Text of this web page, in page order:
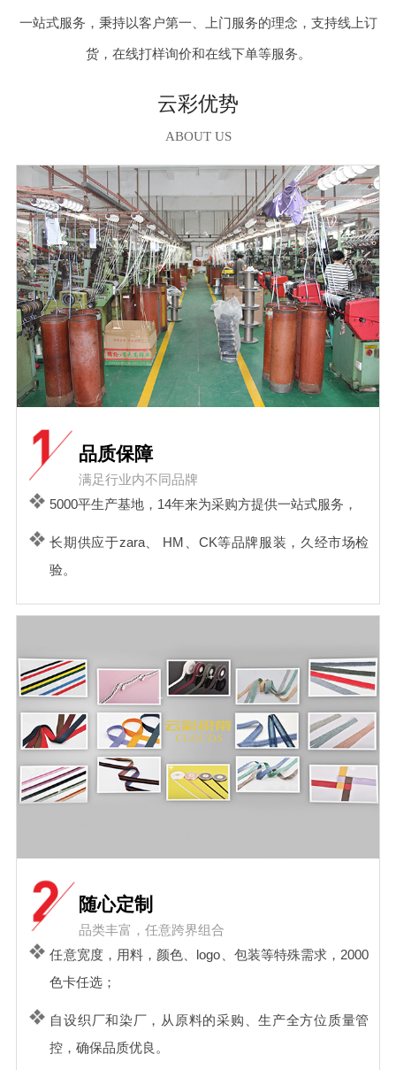
一站式服务，秉持以客户第一、上门服务的理念，支持线上订
货，在线打样询价和在线下单等服务。
云彩优势
ABOUT US
品质保障
满足行业内不同品牌
5000平生产基地，14年来为采购方提供一站式服务，
长期供应于zara、 HM、CK等品牌服装，久经市场检
验。
随心定制
品类丰富，任意跨界组合
任意宽度，用料，颜色、logo、包装等特殊需求，2000
色卡任选；
自设织厂和染厂，从原料的采购、生产全方位质量管
控，确保品质优良。